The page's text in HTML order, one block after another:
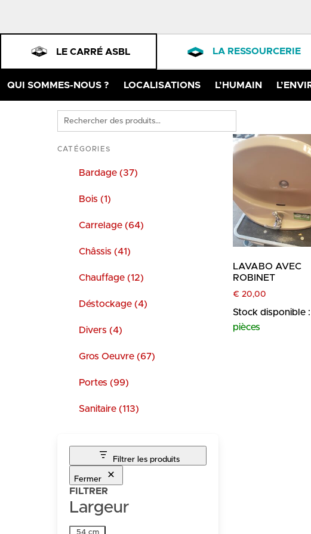
LE CARRÉ ASBL LA RESSOURCERIE
QUI SOMMES-NOUS ? LOCALISATIONS L’HUMAIN
Rechercher
des
produits
CATÉGORIES
Bardage (37)
Bois (1)
Carrelage (64)
Châssis (41)
Chauffage (12)
Déstockage (4)
Divers (4)
Gros Oeuvre (67)
Portes (99)
Sanitaire (113)
Filtrer les produits
Fermer
FILTRER
Largeur
Largeur
LAVABO AVEC
ROBINET
€ 20,00
Stock disponible :
pièces